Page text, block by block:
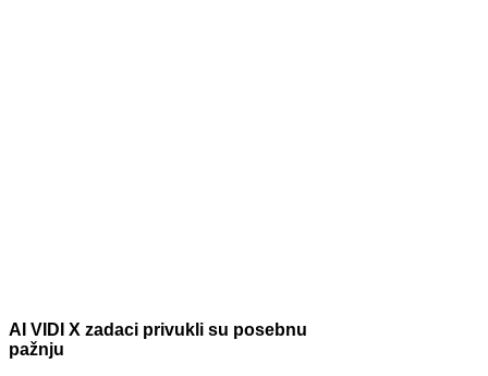
AI VIDI X zadaci privukli su posebnu
pažnju